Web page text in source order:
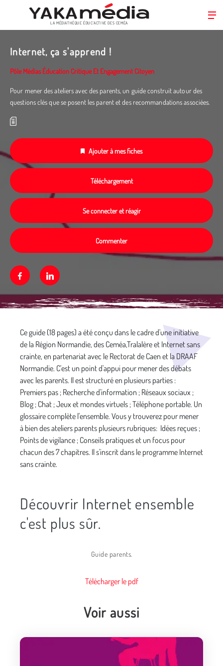
principal
LA MÉDIATHÈQUE ÉDUC’ACTIVE DES CEMÉA
Internet, ça s'apprend !
Pôle Médias Éducation Critique Et Engagement Citoyen
Pour mener des ateliers avec des parents, un guide construit autour des
questions clés que se posent les parent et des recommandations associées.
Ajouter à mes fiches
Téléchargement
Se connecter et réagir
Commenter
FacebookLinkedin
Ce guide (18 pages) a été conçu dans le cadre d'une initiative
de la Région Normandie, des Ceméa,Tralalère et Internet sans
crainte, en partenariat avec le Rectorat de Caen et la DRAAF
Normandie. C'est un point d'appui pour mener des débats
avec les parents. Il est structuré en plusieurs parties :
Premiers pas ; Recherche d'information ; Réseaux sociaux ;
Blog ; Chat ; Jeux et mondes virtuels ; Téléphone portable. Un
glossaire complète l'ensemble. Vous y trouverez pour mener
à bien des ateliers parents plusieurs rubriques: Idées reçues ;
Points de vigilance ; Conseils pratiques et un focus pour
chacun des 7 chapitres. Il s'inscrit dans le programme Internet
sans crainte.
Découvrir Internet ensemble
c'est plus sûr.
Guide parents.
Télécharger le pdf
Voir aussi